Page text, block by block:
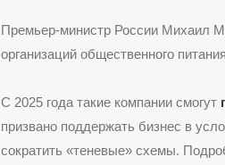
Премьер-министр России Михаил
организаций общественного
С 2025 года такие компании смогут
призвано поддержать бизнес в
сократить «теневые» схемы.